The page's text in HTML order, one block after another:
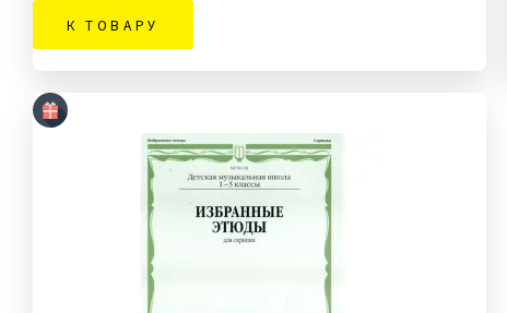
К ТОВАРУ